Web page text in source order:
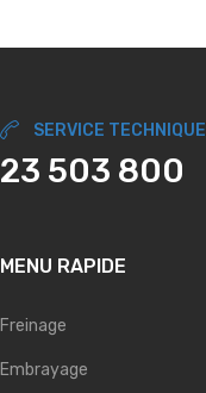
SERVICE TECHNIQUE
23 503 800
MENU RAPIDE
Freinage
Embrayage